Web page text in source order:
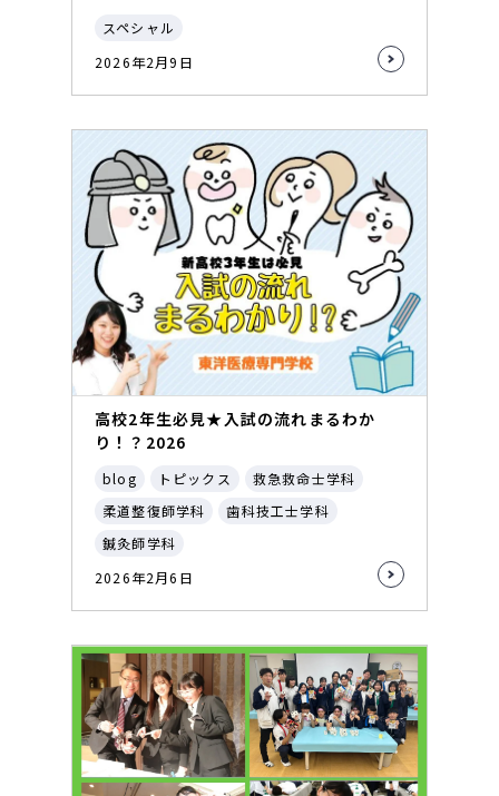
スペシャル
2026年2月9日
高校2年生必見★入試の流れまるわか
り！？2026
blog トピックス
救急救命士学科
柔道整復師学科
歯科技工士学科
鍼灸師学科
2026年2月6日